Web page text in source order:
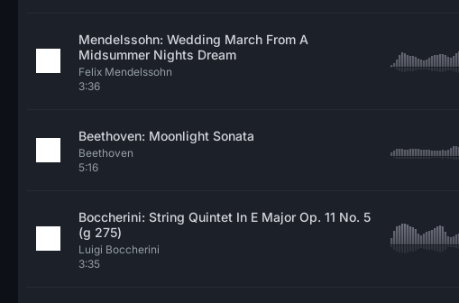
Mendelssohn: Wedding March From A
Midsummer Nights Dream
Felix Mendelssohn
3:36
Beethoven: Moonlight Sonata
Beethoven
5:16
Boccherini: String Quintet In E Major Op. 11 No. 5
(g 275)
Luigi Boccherini
3:35